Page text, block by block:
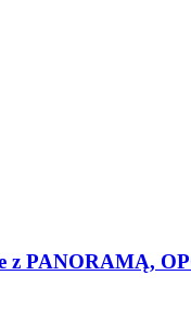
z PANORAMĄ,